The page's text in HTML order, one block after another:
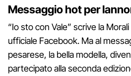
Messaggio hot per
“Io sto con Vale” scrive la
ufficiale Facebook. Ma al
pesarese, la bella modella,
partecipato alla seconda